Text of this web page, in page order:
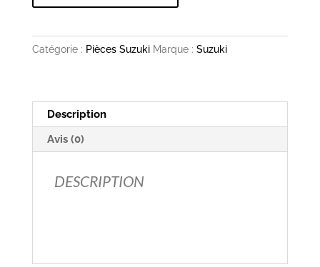
de
phare
Catégorie : Pièces Suzuki Marque : Suzuki
Description
Avis (0)
DESCRIPTION